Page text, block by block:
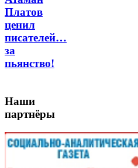
Платов
ценил
писателей…
за
пьянство!
Наши
партнёры